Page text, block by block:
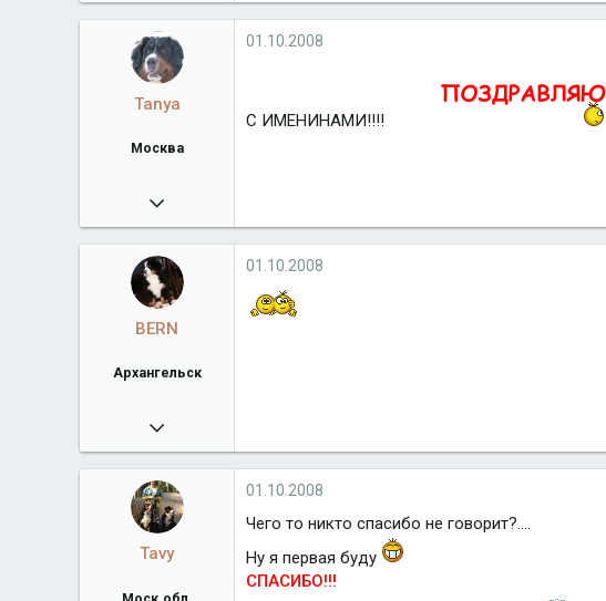
436
Tanya
Москва
01.08.2008
829
Москва
01.10.2008
С ИМЕНИНАМИ!!!!
BERN
Архангельск
29.05.2010
1 660
01.10.2008
Tavy
01.10.2008
Чего то никто спасибо не говорит?....
Ну я первая буду
СПАСИБО!!!